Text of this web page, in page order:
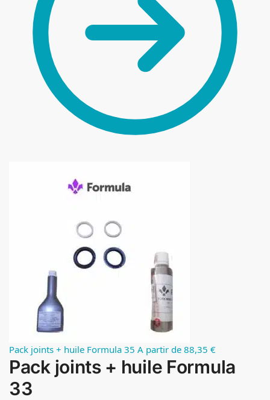
Pack joints + huile Formula 35 A partir de 88,35 €
Pack joints + huile Formula
33